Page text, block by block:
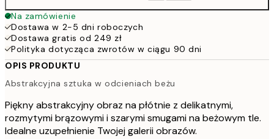
Na zamówienie
Dostawa w 2-5 dni roboczych
Dostawa gratis od 249 zł
Polityka dotycząca zwrotów w ciągu 90 dni
OPIS PRODUKTU
Abstrakcyjna sztuka w odcieniach beżu
Piękny abstrakcyjny obraz na płótnie z delikatnymi,
rozmytymi brązowymi i szarymi smugami na beżowym tle.
Idealne uzupełnienie Twojej galerii obrazów.